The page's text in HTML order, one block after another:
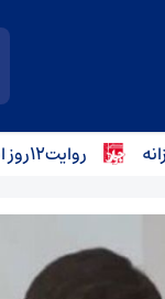
روایت۱۲روز ایستادگی یگان‌های ویژه فراجا/ «تا آخر ایستاده‌ایم» منتشر شد